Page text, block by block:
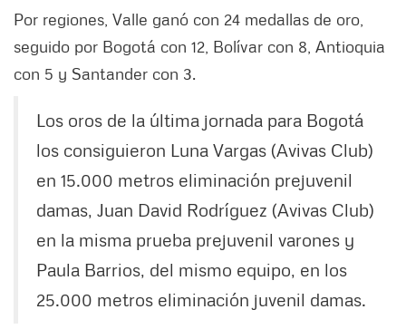
Por regiones, Valle ganó con 24 medallas de oro,
seguido por Bogotá con 12, Bolívar con 8, Antioquia
con 5 y Santander con 3.
Los oros de la última jornada para Bogotá
los consiguieron Luna Vargas (Avivas Club)
en 15.000 metros eliminación prejuvenil
damas, Juan David Rodríguez (Avivas Club)
en la misma prueba prejuvenil varones y
Paula Barrios, del mismo equipo, en los
25.000 metros eliminación juvenil damas.